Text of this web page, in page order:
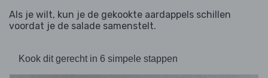
Als je wilt, kun je de gekookte aardappels schillen
voordat je de salade samenstelt.
Kook dit gerecht in 6 simpele stappen